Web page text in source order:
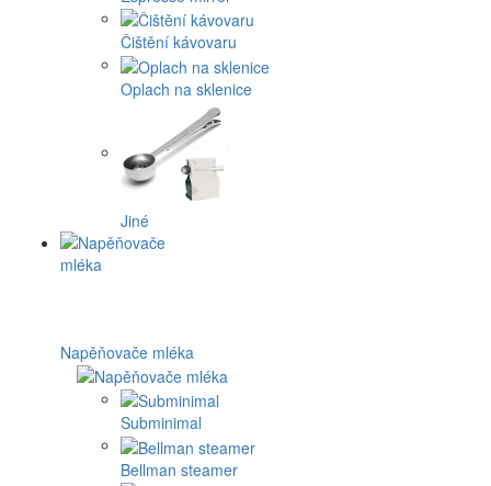
Čištění kávovaru
Oplach na sklenice
Jiné
Napěňovače mléka
Subminimal
Bellman steamer